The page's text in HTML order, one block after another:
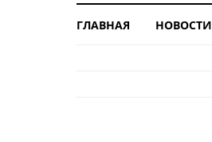
ГЛАВНАЯ НОВОСТИ